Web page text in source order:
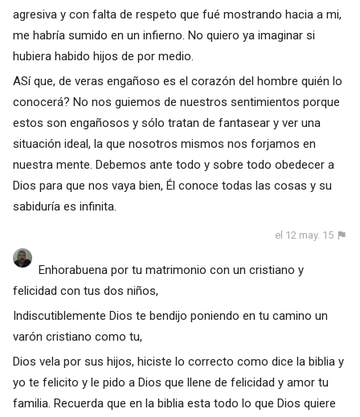
agresiva y con falta de respeto que fué mostrando hacia a mi,
me habría sumido en un infierno. No quiero ya imaginar si
hubiera habido hijos de por medio.
ASí que, de veras engañoso es el corazón del hombre quién lo
conocerá? No nos guiemos de nuestros sentimientos porque
estos son engañosos y sólo tratan de fantasear y ver una
situación ideal, la que nosotros mismos nos forjamos en
nuestra mente. Debemos ante todo y sobre todo obedecer a
Dios para que nos vaya bien, Él conoce todas las cosas y su
sabiduría es infinita.
el 12 may. 15
Enhorabuena por tu matrimonio con un cristiano y
felicidad con tus dos niños,
Indiscutiblemente Dios te bendijo poniendo en tu camino un
varón cristiano como tu,
Dios vela por sus hijos, hiciste lo correcto como dice la biblia y
yo te felicito y le pido a Dios que llene de felicidad y amor tu
familia. Recuerda que en la biblia esta todo lo que Dios quiere